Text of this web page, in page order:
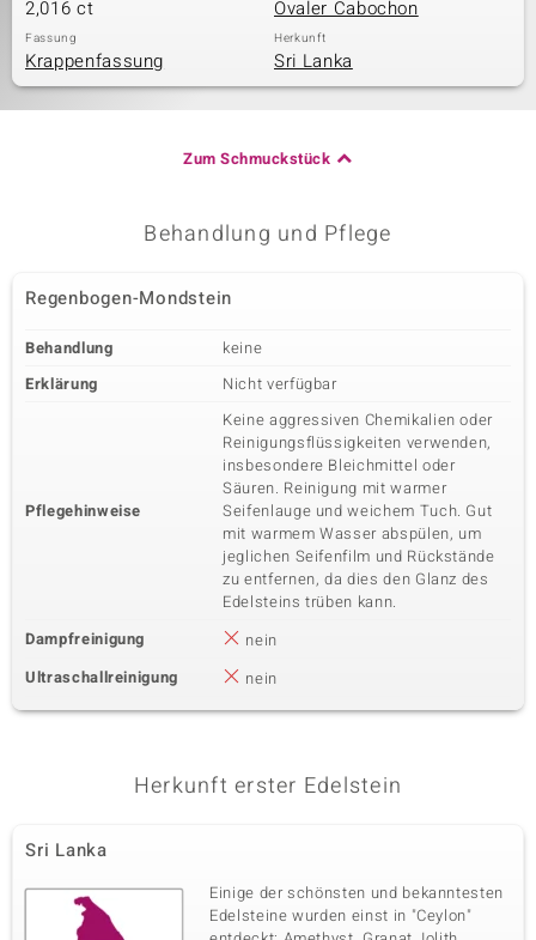
2,016 ct Ovaler Cabochon
Fassung
Krappenfassung
Herkunft
Sri Lanka
Zum Schmuckstück
Behandlung und Pflege
Regenbogen-Mondstein
Behandlung
keine
Erklärung
Nicht verfügbar
Pflegehinweise
Keine aggressiven Chemikalien oder
Reinigungsflüssigkeiten verwenden,
insbesondere Bleichmittel oder
Säuren. Reinigung mit warmer
Seifenlauge und weichem Tuch. Gut
mit warmem Wasser abspülen, um
jeglichen Seifenfilm und Rückstände
zu entfernen, da dies den Glanz des
Edelsteins trüben kann.
Dampfreinigung
nein
Ultraschallreinigung
nein
Herkunft erster Edelstein
Sri Lanka
Einige der schönsten und bekanntesten
Edelsteine wurden einst in "Ceylon"